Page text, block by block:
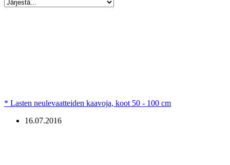
* Lasten neulevaatteiden kaavoja, koot 50 - 100 cm
16.07.2016